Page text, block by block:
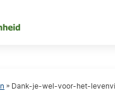
» Dank-je-wel-voor-het-